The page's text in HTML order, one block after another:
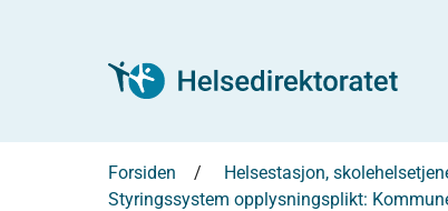
Forsiden Helsestasjon,
Styringssystem opplysningsplikt: